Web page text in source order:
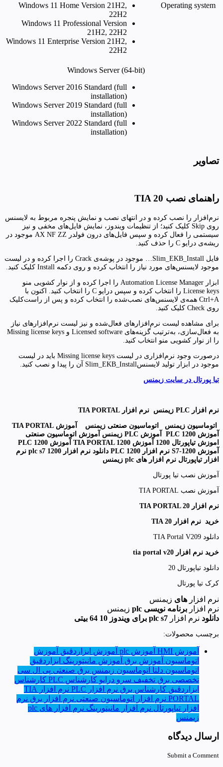
Windows 11 Home Version 21H2,
22H2
Windows 11 Professional Version
21H2, 22H2
Windows 11 Enterprise Version 21H2,
22H2
Windows Server 2016 Standard (full
installation)
Windows Server 2019 Standard (full
installation)
Windows Server 2022 Standard (full
installation)
تصاویر
راهنمای نصب TIA 20
نرم‌افزار را نصب کرده و در انتهای نصب و نمایش پنجره مربوط به لایسنس
روی Skip کلیک کنید؛ از تنظیمات ویندوز، نمایش فایل‌های مخفی و نیز
سیستمی را فعال کرده و سپس فایل‌های درون فولدر AX NF ZZ موجود در
ریشه‌ی درایو C را حذف کنید.
فایل Slim_EKB_Install… موجود در پوشه‌ی Crack را اجرا کرده و در لیست
موجود لایسنس‌های مورد نیاز را انتخاب کرده و روی دکمه Install کلیک کنید.
ابزار Automation License Manager را اجرا کرده و از نوار کشویی منو
License keys را انتخاب کرده و سپس درایو C را انتخاب کنید. اکنون با
Ctrl+A همه‌ی لایسنس‌های نصب‌شده را انتخاب کرده و پس از راست‌کلیک
روی Check کلیک کنید.
برای مشاهده لیست نرم‌افزارهای فعال‌شده و نیز لیست نرم‌افزارهای نیاز
به فعال‌سازی، به‌ترتیب گزینه‌های Licensed software و Missing license keys
را از نوار کشویی منو انتخاب کنید.
درصورت وجود نرم‌افزاری در لیست Missing license keys باید در لیست
موجود در ابزار تولید لایسنسSlim_EKB_Install آن را پیدا و نصب کنید.
تیا پورتال در سایت زیمنس
نرم افزار PLC زیمنس نرم افزار TIA PORTAL
اتوماسیون زیمنس اتوماسیون صنعتی زیمنس آموزش TIA PORTAL
آموزش PLC 1200 آموزش PLC زیمنس آموزش اتوماسیون صنعتی
آموزش S7-1200 نرم افزار PLC 1200 دانلود نرم افزار plc s7 1200 نرم
افزار تیاپورتال نرم افزار های plc زیمنس
آموزش نصب تیا پورتال
آموزش نصب TIA PORTAL
نرم افزار TIA PORTAL 20
خرید نرم افزار TIA 20
دانلود TIA Portal V209
خرید نرم افزار tia portal v20
دانلود تیاپورتال 20
کرک تیا پورتال
نرم افزار های زیمنس
نرم افزار برنامه نویسی plc
زیمنس
دانلود نرم افزار plc s7 برای ویندوز 10 64 بیتی
برچسب محصولات:
آموزش HMI آموزش plc آموزش ابزاردقیق آموزش
اتوماسیون آموزش برق آموزش مانیتورینگ ابزاردقیق
اتوماسیون دلتا اتوماسیون زیمنس برق صنعتی پی ال سی
تخصصی برق تخفیف سرو درایو کارشناس PLC
کارشناس
ابزاردقیق کارشناس برق نرم افزار PLC
نرم افزار TIA
PORTAL نرم افزار اتوماسیون صنعتی نرم افزار برق نرم
افزار تیاپورتال نرم افزار مانیتورینگ
نرم افزار های plc
زیمنس
ارسال دیدگاه
Submit a Comment